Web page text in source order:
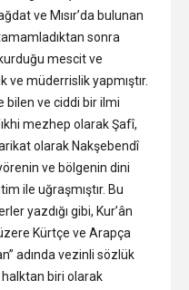
ve Mısır’da bulunan
sonra
mescit ve
ve müderrislik yapmıştır.
bilen ve ciddi bir ilmi
mezhep olarak Şafî,
olarak Nakşebendî
ve bölgenin dini
ile uğraşmıştır. Bu
yazdığı gibi, Kur’ân
Kürtçe ve Arapça
adında vezinli sözlük
halktan biri olarak